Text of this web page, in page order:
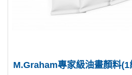
M.Graham專家級油畫顏料